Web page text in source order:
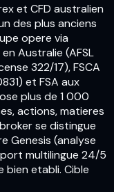
et CFD australien
des plus anciens
opere via
Australie (AFSL
322/17), FSCA
et FSA aux
plus de 1 000
actions, matieres
se distingue
Genesis (analyse
multilingue 24/5
etabli. Cible